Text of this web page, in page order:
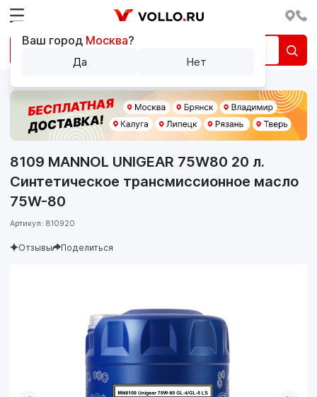
8109 MANNOL UNIGEAR 75W80 20 л.
Синтетическое трансмиссионное масло
75W-80
Артикул: 810920
Отзывы Поделиться
Ваш город Москва?
Да Нет